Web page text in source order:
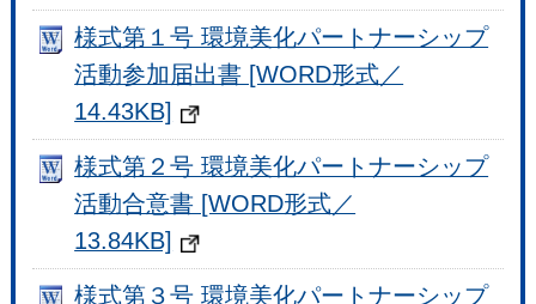
様式第１号 環境美化パートナーシップ
活動参加届出書 [WORD形式／
14.43KB]
様式第２号 環境美化パートナーシップ
活動合意書 [WORD形式／
13.84KB]
様式第３号 環境美化パートナーシップ